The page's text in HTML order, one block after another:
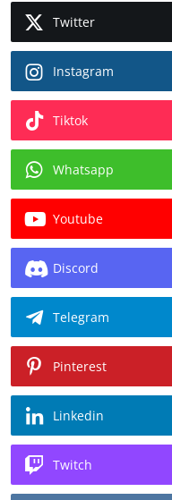
Twitter
Instagram
Tiktok
Whatsapp
Youtube
Discord
Telegram
Pinterest
Linkedin
Twitch